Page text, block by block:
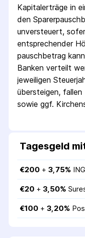
Kapitalerträge in
den
unversteuert,
entsprechender
pausch­betrag
Banken verteilt
jeweiligen
übersteigen,
sowie ggf.
Tagesgeld
€200 + 3,75%
€20 + 3,50%
€100 + 3,20%